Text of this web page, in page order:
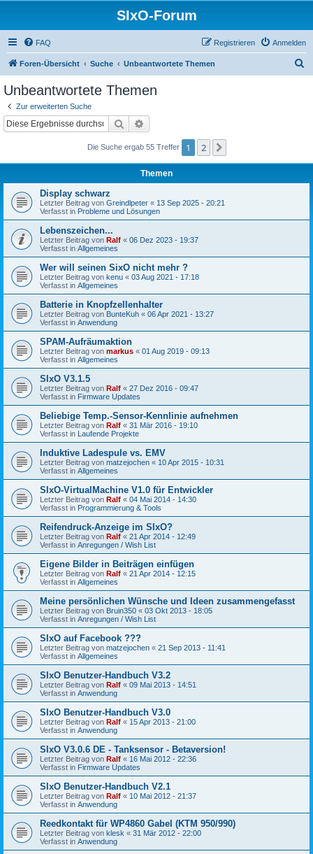
SIxO-Forum
FAQ Anmelden
Registrieren
Foren-Übersicht Suche Unbeantwortete Themen
Unbeantwortete Themen
Zur erweiterten Suche
Suche
Die Suche ergab 55 Treffer 1 2
Themen
Display schwarz
Letzter Beitrag von Greindlpeter « 13 Sep 2025 - 20:21
Verfasst in Probleme und Lösungen
Lebenszeichen...
Letzter Beitrag von Ralf « 06 Dez 2023 - 19:37
Verfasst in Allgemeines
Wer will seinen SixO nicht mehr ?
Letzter Beitrag von kenu « 03 Aug 2021 - 17:18
Verfasst in Allgemeines
Batterie in Knopfzellenhalter
Letzter Beitrag von BunteKuh « 06 Apr 2021 - 13:27
Verfasst in Anwendung
SPAM-Aufräumaktion
Letzter Beitrag von markus « 01 Aug 2019 - 09:13
Verfasst in Allgemeines
SIxO V3.1.5
Letzter Beitrag von Ralf « 27 Dez 2016 - 09:47
Verfasst in Firmware Updates
Beliebige Temp.-Sensor-Kennlinie aufnehmen
Letzter Beitrag von Ralf « 31 Mär 2016 - 19:10
Verfasst in Laufende Projekte
Induktive Ladespule vs. EMV
Letzter Beitrag von matzejochen « 10 Apr 2015 - 10:31
Verfasst in Allgemeines
SIxO-VirtualMachine V1.0 für Entwickler
Letzter Beitrag von Ralf « 04 Mai 2014 - 14:30
Verfasst in Programmierung & Tools
Reifendruck-Anzeige im SIxO?
Letzter Beitrag von Ralf « 21 Apr 2014 - 12:49
Verfasst in Anregungen / Wish List
Eigene Bilder in Beiträgen einfügen
Letzter Beitrag von Ralf « 21 Apr 2014 - 12:15
Verfasst in Allgemeines
Meine persönlichen Wünsche und Ideen zusammengefasst
Letzter Beitrag von Bruin350 « 03 Okt 2013 - 18:05
Verfasst in Anregungen / Wish List
SIxO auf Facebook ???
Letzter Beitrag von matzejochen « 21 Sep 2013 - 11:41
Verfasst in Allgemeines
SIxO Benutzer-Handbuch V3.2
Letzter Beitrag von Ralf « 09 Mai 2013 - 14:51
Verfasst in Anwendung
SIxO Benutzer-Handbuch V3.0
Letzter Beitrag von Ralf « 15 Apr 2013 - 21:00
Verfasst in Anwendung
SIxO V3.0.6 DE - Tanksensor - Betaversion!
Letzter Beitrag von Ralf « 16 Mai 2012 - 22:36
Verfasst in Firmware Updates
SIxO Benutzer-Handbuch V2.1
Letzter Beitrag von Ralf « 10 Mai 2012 - 21:37
Verfasst in Anwendung
Reedkontakt für WP4860 Gabel (KTM 950/990)
Letzter Beitrag von klesk « 31 Mär 2012 - 22:00
Verfasst in Anwendung